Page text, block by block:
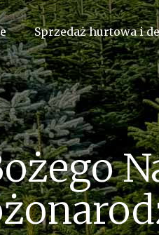
Sprzedaż hurtowa i